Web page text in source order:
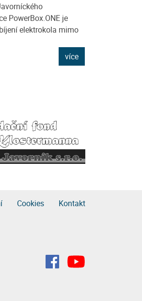
PowerBox.ONE je
elektrokola mimo
více
Cookies Kontakt